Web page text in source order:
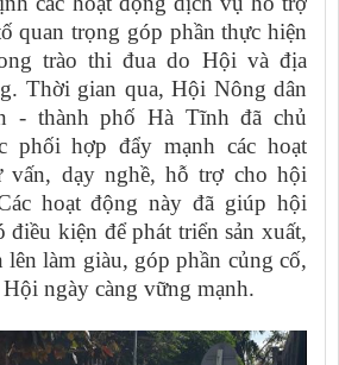
quan trọng góp phần thực hiện
trào thi đua do Hội và địa
Thời gian qua, Hội Nông dân
- thành phố Hà Tĩnh đã chủ
phối hợp đẩy mạnh các hoạt
dạy nghề, hỗ trợ cho hội
hoạt động này đã giúp hội
điều kiện để phát triển sản xuất,
làm giàu, góp phần củng cố,
ngày càng vững mạnh.